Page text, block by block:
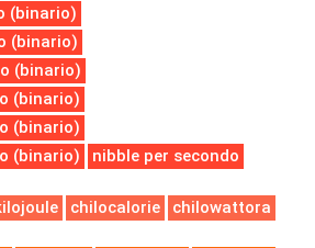
(binario)
(binario)
(binario)
(binario)
(binario)
(binario)
nibble per secondo
chilocalorie chilowattora